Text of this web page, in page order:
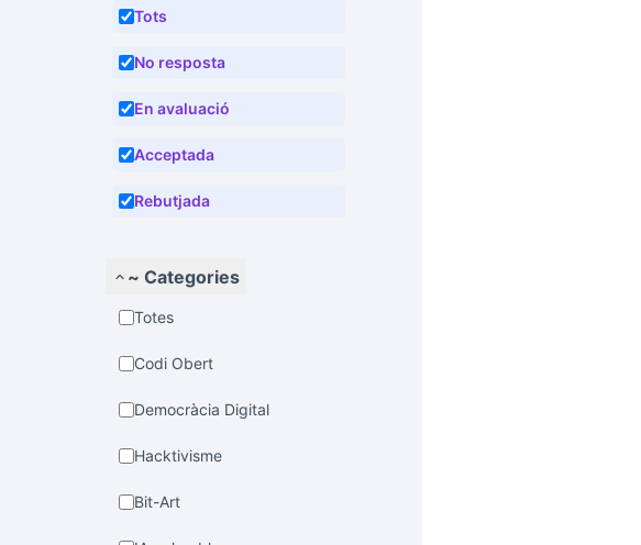
Tots
No resposta
En avaluació
Acceptada
Rebutjada
~ Categories
Totes
Codi Obert
Democràcia Digital
Hacktivisme
Bit-Art